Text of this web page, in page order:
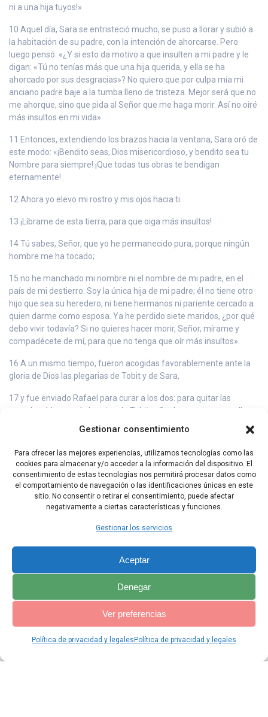
Gestionar consentimiento
Para ofrecer las mejores experiencias, utilizamos tecnologías como las
cookies para almacenar y/o acceder a la información del dispositivo. El
consentimiento de estas tecnologías nos permitirá procesar datos como
el comportamiento de navegación o las identificaciones únicas en este
sitio. No consentir o retirar el consentimiento, puede afectar
negativamente a ciertas características y funciones.
Gestionar los servicios
Aceptar
Denegar
Ver preferencias
Política de privacidad y legales Política de privacidad y legales
ni a una hija tuyos!».
10 Aquel día, Sara se entristeció mucho, se puso a llorar y subió a
la habitación de su padre, con la intención de ahorcarse. Pero
luego pensó: «¿Y si esto da motivo a que insulten a mi padre y le
digan: «Tú no tenías más que una hija querida, y ella se ha
ahorcado por sus desgracias»? No quiero que por culpa mía mi
anciano padre baje a la tumba lleno de tristeza. Mejor será que no
me ahorque, sino que pida al Señor que me haga morir. Así no oiré
más insultos en mi vida».
11 Entonces, extendiendo los brazos hacia la ventana, Sara oró de
este modo: «¡Bendito seas, Dios misericordioso, y bendito sea tu
Nombre para siempre! ¡Que todas tus obras te bendigan
eternamente!
12 Ahora yo elevo mi rostro y mis ojos hacia ti.
13 ¡Líbrame de esta tierra, para que oiga más insultos!
14 Tú sabes, Señor, que yo he permanecido pura, porque ningún
hombre me ha tocado;
15 no he manchado mi nombre ni el nombre de mi padre, en el
país de mi destierro. Soy la única hija de mi padre; él no tiene otro
hijo que sea su heredero, ni tiene hermanos ni pariente cercado a
quien darme como esposa. Ya he perdido siete maridos, ¿por qué
debo vivir todavía? Si no quieres hacer morir, Señor, mírame y
compadécete de mí, para que no tenga que oír más insultos».
16 A un mismo tiempo, fueron acogidas favorablemente ante la
gloria de Dios las plegarias de Tobit y de Sara,
17 y fue enviado Rafael para curar a los dos: para quitar las
manchas blancas de los ojos de Tobit, a fin de que viera con ellos
Tobías, hijo de Tobit, librándola del malvado demonio Asmodeo.
Porque Tobías tenía derecho a ser su esposo, antes que todos los
demás pretendientes. En aquel mismo momento, Tobit volvía de
patio al interior de su casa, y Sara, hija de Ragüel, bajaba de la
habitación alta.
Capítulo Anterior Capítulo Siguiente